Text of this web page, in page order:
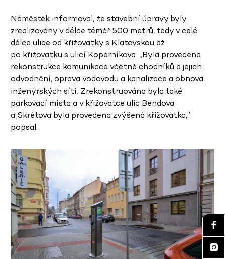
Náměstek informoval, že stavební úpravy byly
zrealizovány v délce téměř 500 metrů, tedy v celé
délce ulice od křižovatky s Klatovskou až
po křižovatku s ulicí Koperníkova. „Byla provedena
rekonstrukce komunikace včetně chodníků a jejich
odvodnění, oprava vodovodu a kanalizace a obnova
inženýrských sítí. Zrekonstruována byla také
parkovací místa a v křižovatce ulic Bendova
a Skrétova byla provedena zvýšená křižovatka,“
popsal.